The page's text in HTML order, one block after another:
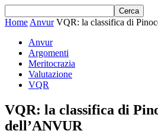
Home Anvur VQR: la classifica di
Anvur
Argomenti
Meritocrazia
Valutazione
VQR
VQR: la classifica di
dell’ANVUR